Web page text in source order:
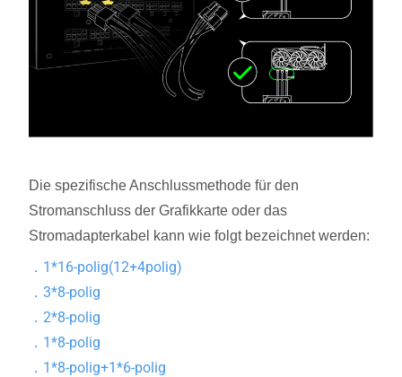
Die spezifische Anschlussmethode für den
Stromanschluss der Grafikkarte oder das
Stromadapterkabel kann wie folgt bezeichnet werden:
． 1*16-polig(12+4polig)
． 3*8-polig
． 2*8-polig
． 1*8-polig
． 1*8-polig+1*6-polig